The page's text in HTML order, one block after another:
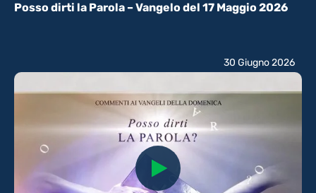
Posso dirti la Parola – Vangelo del 17 Maggio 2026
30 Giugno 2026